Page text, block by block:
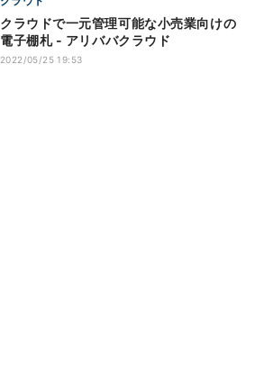
クラウドで一元管理可能な小売業向けの
電子棚札 - アリババクラウド
2022/05/25 19:53